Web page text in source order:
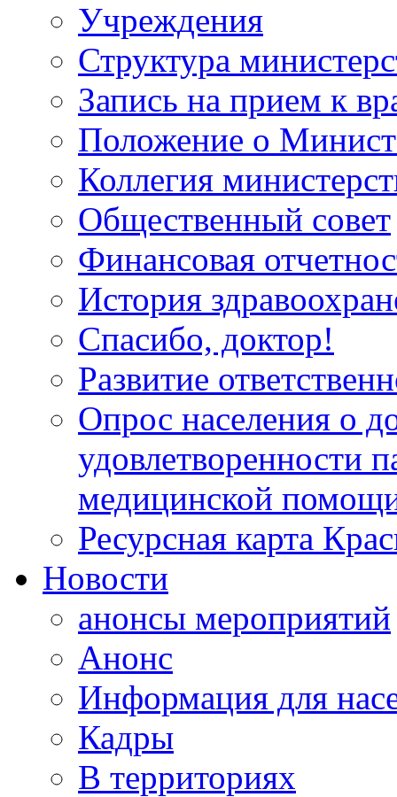
Учреждения
Структура
Запись на прием к
Положение о
Коллегия
Общественный совет
Финансовая
История
Спасибо, доктор!
Развитие
Опрос населения о
удовлетворенности
медицинской
Ресурсная карта
Новости
анонсы мероприятий
Анонс
Информация для
Кадры
В территориях